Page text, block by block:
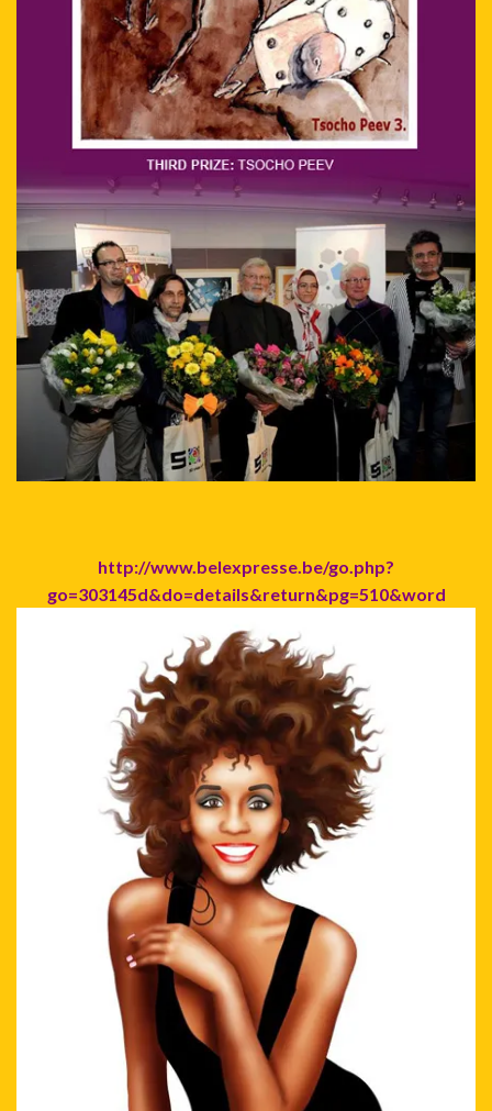
http://www.belexpresse.be/go.php?
go=303145d&do=details&return&pg=510&word